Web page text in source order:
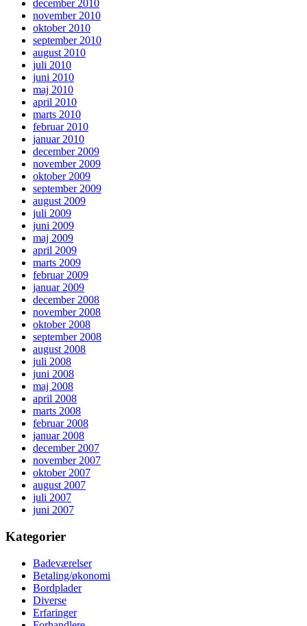
december 2010
november 2010
oktober 2010
september 2010
august 2010
juli 2010
juni 2010
maj 2010
april 2010
marts 2010
februar 2010
januar 2010
december 2009
november 2009
oktober 2009
september 2009
august 2009
juli 2009
juni 2009
maj 2009
april 2009
marts 2009
februar 2009
januar 2009
december 2008
november 2008
oktober 2008
september 2008
august 2008
juli 2008
juni 2008
maj 2008
april 2008
marts 2008
februar 2008
januar 2008
december 2007
november 2007
oktober 2007
august 2007
juli 2007
juni 2007
Kategorier
Badeværelser
Betaling/økonomi
Bordplader
Diverse
Erfaringer